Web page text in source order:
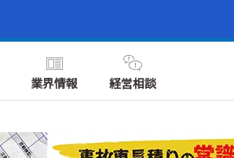
業界情報 経営相談